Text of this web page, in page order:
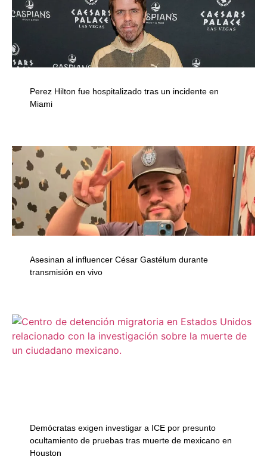
Perez Hilton fue hospitalizado tras un incidente en
Miami
Asesinan al influencer César Gastélum durante
transmisión en vivo
Demócratas exigen investigar a ICE por presunto
ocultamiento de pruebas tras muerte de mexicano en
Houston